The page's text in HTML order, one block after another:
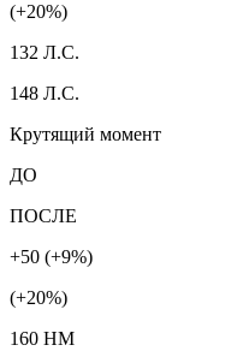
(+20%)
132 Л.С.
148 Л.С.
Крутящий момент
ДО
ПОСЛЕ
+50 (+9%)
(+20%)
160 HM